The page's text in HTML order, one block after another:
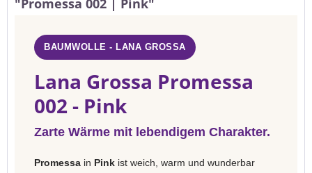
"Promessa 002 | Pink"
BAUMWOLLE - LANA GROSSA
Lana Grossa Promessa
002 - Pink
Zarte Wärme mit lebendigem Charakter.
Promessa in Pink ist weich, warm und wunderbar